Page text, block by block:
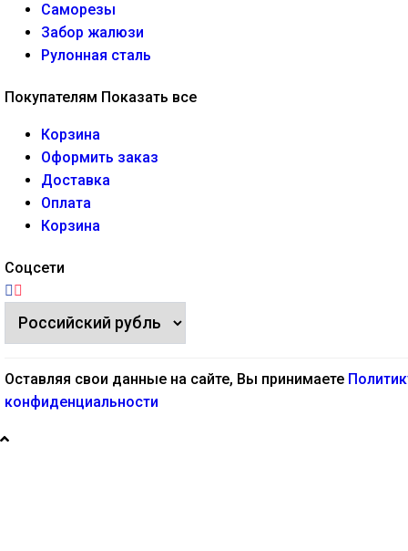
Саморезы
Забор жалюзи
Рулонная сталь
Покупателям Показать все
Корзина
Оформить заказ
Доставка
Оплата
Корзина
Соцсети
Оставляя свои данные на сайте, Вы принимаете
конфиденциальности